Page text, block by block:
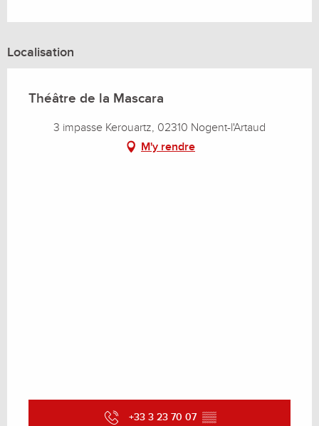
Localisation
Théâtre de la Mascara
3 impasse Kerouartz, 02310 Nogent-l'Artaud
M'y rendre
+33 3 23 70 07 ▒▒